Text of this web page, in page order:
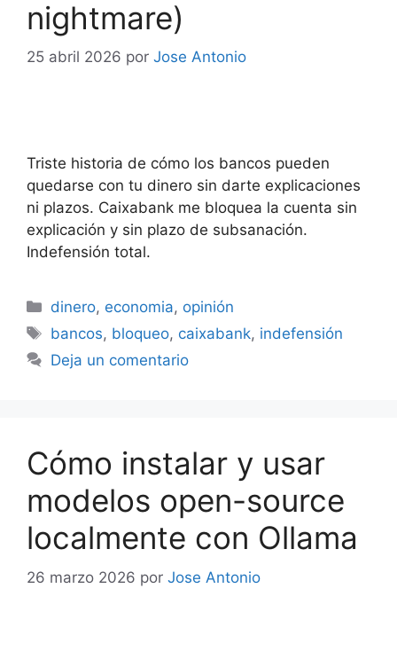
nightmare)
25 abril 2026 por Jose Antonio
Triste historia de cómo los bancos pueden
quedarse con tu dinero sin darte explicaciones
ni plazos. Caixabank me bloquea la cuenta sin
explicación y sin plazo de subsanación.
Indefensión total.
Categorías
dinero, economia, opinión
Etiquetas
bancos, bloqueo, caixabank, indefensión
Deja un comentario
Cómo instalar y usar
modelos open-source
localmente con Ollama
26 marzo 2026 por Jose Antonio